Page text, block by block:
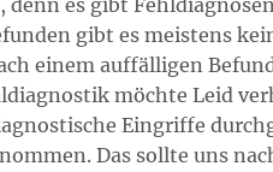
es gibt
gibt es meistens
einem auffälligen
möchte Leid
Eingriffe
Das sollte uns